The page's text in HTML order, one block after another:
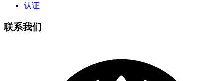
认证
联系我们